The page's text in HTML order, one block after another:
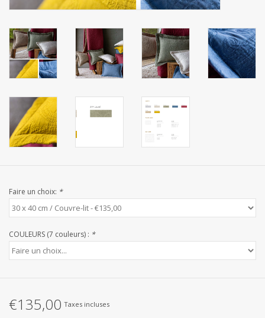
costume
Tissus au mètre
ARTICLES CADEAUX
Linge de Plage
Yacht et voiliers, serviettes
Vêtements d'intérieur et de
nuit (FEMMES)
Faire un choix: *
COULEURS (7 couleurs) : *
€135,00 Taxes incluses